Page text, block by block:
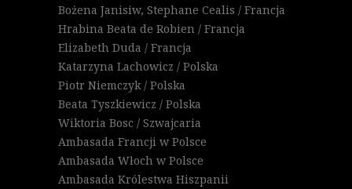
Bożena Janisiw, Stephane Cealis / Francja
Hrabina Beata de Robien / Francja
Elizabeth Duda / Francja
Katarzyna Lachowicz / Polska
Piotr Niemczyk / Polska
Beata Tyszkiewicz / Polska
Wiktoria Bosc / Szwajcaria
Ambasada Francji w Polsce
Ambasada Włoch w Polsce
Ambasada Królestwa Hiszpanii